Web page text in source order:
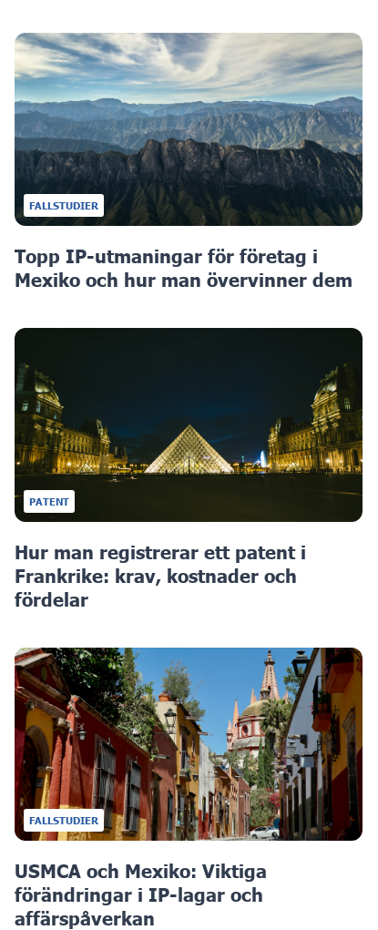
FALLSTUDIER
Topp IP-utmaningar för företag i
Mexiko och hur man övervinner dem
PATENT
Hur man registrerar ett patent i
Frankrike: krav, kostnader och
fördelar
FALLSTUDIER
USMCA och Mexiko: Viktiga
förändringar i IP-lagar och
affärspåverkan